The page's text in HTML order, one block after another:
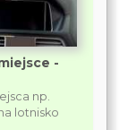
-
np.
lotnisko